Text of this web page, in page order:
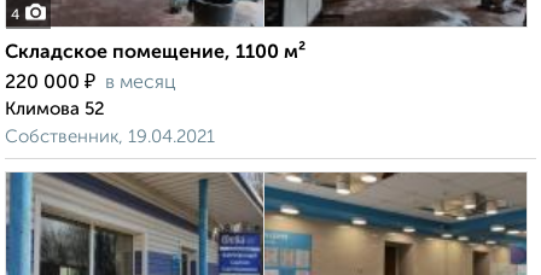
4
Складское помещение, 1100 м²
220 000 ₽ в месяц
Климова 52
Собственник, 19.04.2021